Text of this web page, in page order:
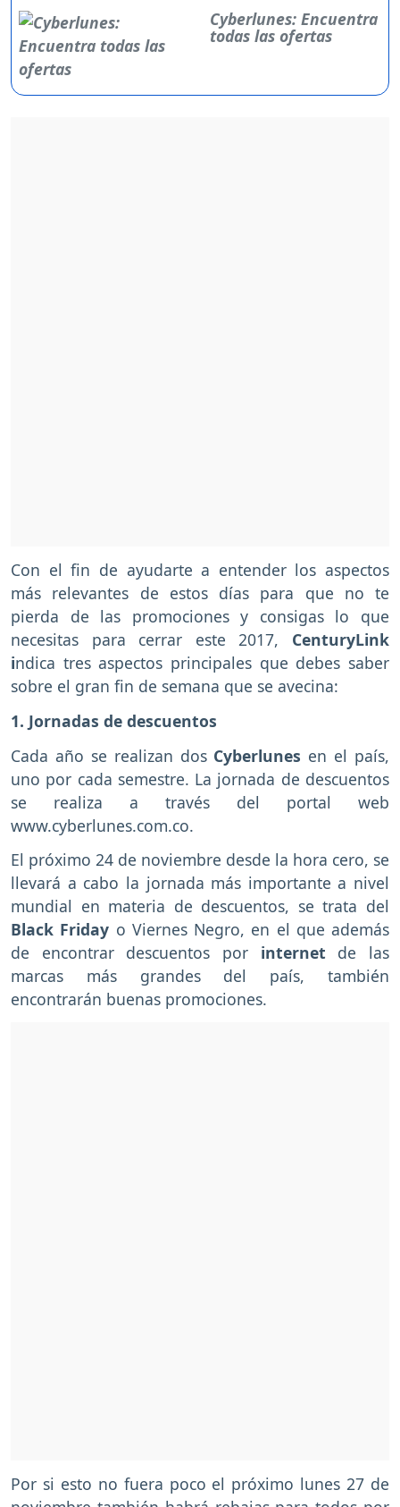
Cyberlunes: Encuentra
todas las ofertas
Con el fin de ayudarte a entender los aspectos
más relevantes de estos días para que no te
pierda de las promociones y consigas lo que
necesitas para cerrar este 2017, CenturyLink
indica tres aspectos principales que debes saber
sobre el gran fin de semana que se avecina:
1. Jornadas de descuentos
Cada año se realizan dos Cyberlunes en el país,
uno por cada semestre. La jornada de descuentos
se realiza a través del portal web
www.cyberlunes.com.co.
El próximo 24 de noviembre desde la hora cero, se
llevará a cabo la jornada más importante a nivel
mundial en materia de descuentos, se trata del
Black Friday o Viernes Negro, en el que además
de encontrar descuentos por internet de las
marcas más grandes del país, también
encontrarán buenas promociones.
Por si esto no fuera poco el próximo lunes 27 de